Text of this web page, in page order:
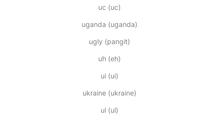
uc (uc)
uganda (uganda)
ugly (pangit)
uh (eh)
ui (ui)
ukraine (ukraine)
ul (ul)